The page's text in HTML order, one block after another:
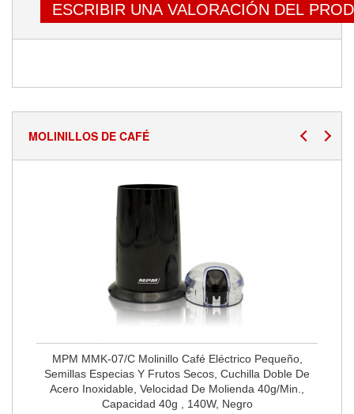
ESCRIBIR UNA VALORACIÓN DEL
MOLINILLOS DE CAFÉ
MPM MMK-07/C Molinillo Café Eléctrico Pequeño,
Semillas Especias Y Frutos Secos, Cuchilla Doble De
Acero Inoxidable, Velocidad De Molienda 40g/min.,
Capacidad 40g , 140W, Negro